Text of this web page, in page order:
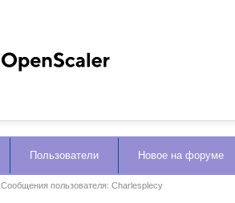
Пользователи Новое на форуме
Сообщения пользователя: Charlesplecy